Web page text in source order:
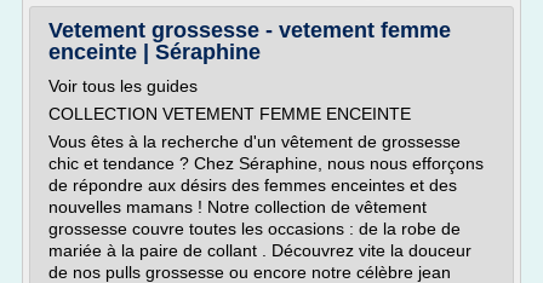
Vetement grossesse - vetement femme
enceinte | Séraphine
Voir tous les guides
COLLECTION VETEMENT FEMME ENCEINTE
Vous êtes à la recherche d'un vêtement de grossesse
chic et tendance ? Chez Séraphine, nous nous efforçons
de répondre aux désirs des femmes enceintes et des
nouvelles mamans ! Notre collection de vêtement
grossesse couvre toutes les occasions : de la robe de
mariée à la paire de collant . Découvrez vite la douceur
de nos pulls grossesse ou encore notre célèbre jean